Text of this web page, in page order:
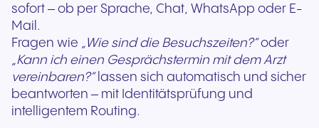
sofort – ob per Sprache, Chat, WhatsApp oder E-
Mail.
Fragen wie „Wie sind die Besuchszeiten?“oder
„Kann ich einen Gesprächstermin mit dem Arzt
vereinbaren?“lassen sich automatisch und sicher
beantworten – mit Identitätsprüfung und
intelligentem Routing.